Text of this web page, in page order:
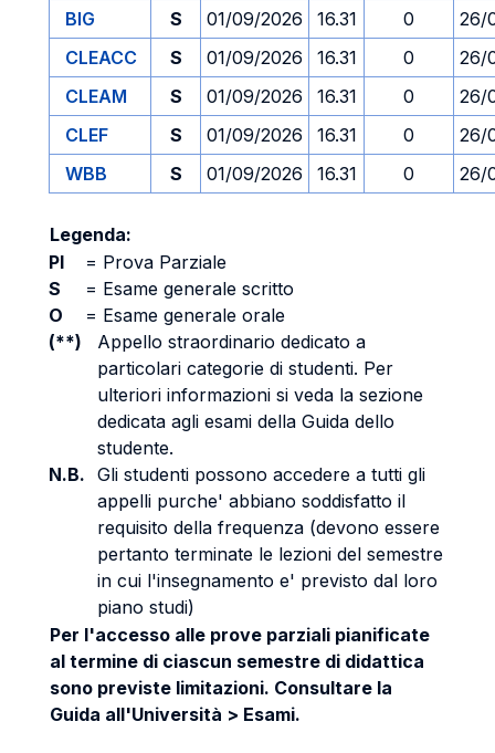
BIG
S 01/09/2026 16.31 0
26/
CLEACC
S 01/09/2026 16.31 0
26/
CLEAM
S 01/09/2026 16.31 0
26/
CLEF
S 01/09/2026 16.31 0
26/
WBB
S 01/09/2026 16.31 0 26/
Legenda:
PI
= Prova Parziale
S
= Esame generale scritto
O
= Esame generale orale
(**)
Appello straordinario dedicato a
particolari categorie di studenti. Per
ulteriori informazioni si veda la sezione
dedicata agli esami della Guida dello
studente.
N.B. Gli studenti possono accedere a tutti gli
appelli purche' abbiano soddisfatto il
requisito della frequenza (devono essere
pertanto terminate le lezioni del semestre
in cui l'insegnamento e' previsto dal loro
piano studi)
Per l'accesso alle prove parziali pianificate
al termine di ciascun semestre di didattica
sono previste limitazioni. Consultare la
Guida all'Università > Esami.